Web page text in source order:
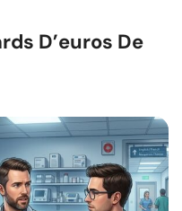
D’euros De